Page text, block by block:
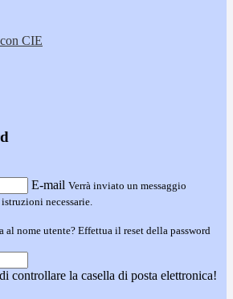
CIE
E-mail Verrà inviato un messaggio
necessarie.
al nome utente? Effettua il reset della password
controllare la casella di posta elettronica!